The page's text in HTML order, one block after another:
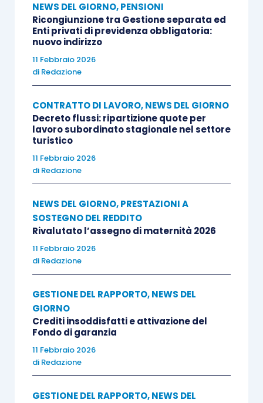
NEWS DEL GIORNO,PENSIONI
Ricongiunzione tra Gestione separata ed
Enti privati di previdenza obbligatoria:
nuovo indirizzo
11 Febbraio 2026
di Redazione
CONTRATTO DI LAVORO,NEWS DEL GIORNO
Decreto flussi: ripartizione quote per
lavoro subordinato stagionale nel settore
turistico
11 Febbraio 2026
di Redazione
NEWS DEL GIORNO,PRESTAZIONI A
SOSTEGNO DEL REDDITO
Rivalutato l’assegno di maternità 2026
11 Febbraio 2026
di Redazione
GESTIONE DEL RAPPORTO,NEWS DEL
GIORNO
Crediti insoddisfatti e attivazione del
Fondo di garanzia
11 Febbraio 2026
di Redazione
GESTIONE DEL RAPPORTO,NEWS DEL